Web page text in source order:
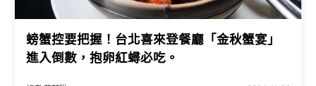
螃蟹控要把握！台北喜來登餐廳「金秋蟹宴」
進入倒數，抱卵紅蟳必吃。